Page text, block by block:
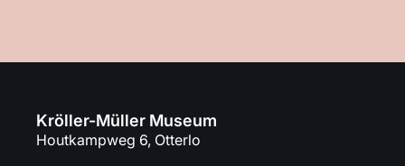
Kröller-Müller Museum
Houtkampweg 6, Otterlo